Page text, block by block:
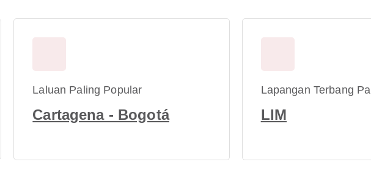
Laluan Paling Popular
Cartagena - Bogotá
Lapangan Terbang
LIM